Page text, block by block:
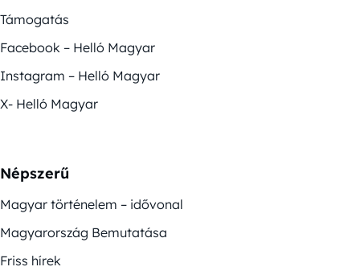
Támogatás
Facebook – Helló Magyar
Instagram – Helló Magyar
X- Helló Magyar
Népszerű
Magyar történelem – idővonal
Magyarország Bemutatása
Friss hírek